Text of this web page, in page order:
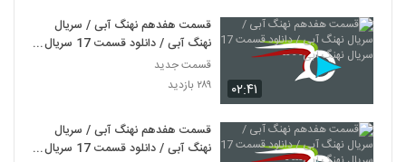
۰۲:۴۱
قسمت هفدهم نهنگ آبی / سریال
نهنگ آبی / دانلود قسمت 17 سریال
نهنگ آبی- - --
قسمت جدید
۲۸۹ بازدید
قسمت هفدهم نهنگ آبی / سریال
نهنگ آبی / دانلود قسمت 17 سریال